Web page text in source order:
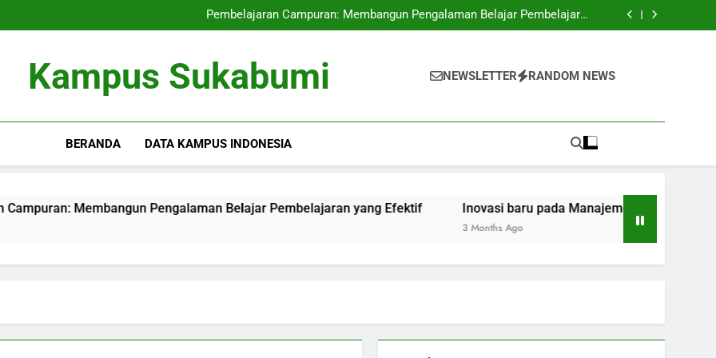
Pembelajaran Campuran: Membangun Pengalaman Belajar Pembelajaran
yang Efektif
Inovasi baru pada Manajemen Dokumen Pendidikan di Zaman Digital.
Pembelajaran Campuran: Membangun Pengalaman Belajar Pembelajaran
Inovasi baru pada Manajemen Dokumen Pendidikan di Zaman Digital.
Kampus Sukabumi NEWSLETTER RANDOM NEWS
BERANDA DATA KAMPUS INDONESIA
Membangun Pengalaman Belajar Pembelajaran yang Efektif Inovasi baru pada Manajemen Dokumen
3 Months Ago